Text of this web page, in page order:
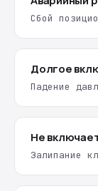
Сбой
Долгое
Падение
Не
Залипание